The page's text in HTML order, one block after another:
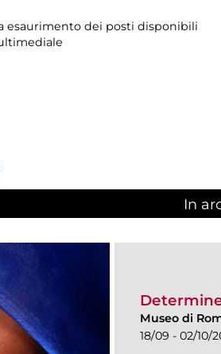
esaurimento dei posti disponibili
In
Museo di
18/09 - 02/10/